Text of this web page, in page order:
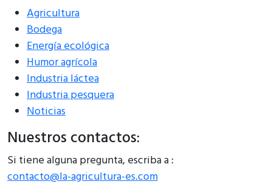
Agricultura
Bodega
Energía ecológica
Humor agrícola
Industria láctea
Industria pesquera
Noticias
Nuestros contactos:
Si tiene alguna pregunta, escriba a :
contacto@la-agricultura-es.com